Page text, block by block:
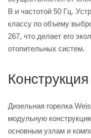
В и частотой 50 Гц.
классу по объему
267, что делает его
отопительных систем.
Дизельная горелка
модульную
основным узлам и